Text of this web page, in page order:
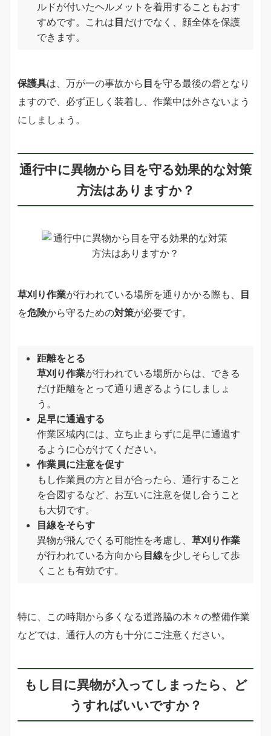
ルドが付いたヘルメットを着用することもおす
すめです。これは目だけでなく、顔全体を保護
できます。
保護具は、万が一の事故から 目 を守る最後の砦となり
ますので、必ず正しく装着し、作業中は外さないよう
にしましょう。
通行中に異物から 目を守る効果的な対策
方法はありますか？
草刈り作業が行われている場所を通りかかる際も、 目
を危険から守るための対策が必要です。
距離をとる
草刈り作業が行われている場所からは、できる
だけ距離をとって通り過ぎるようにしましょ
う。
足早に通過する
作業区域内には、立ち止まらずに足早に通過す
るように心がけてください。
作業員に注意を促す
もし作業員の方と目が合ったら、通行すること
を合図するなど、お互いに注意を促し合うこと
も大切です。
目線をそらす
異物が飛んでくる可能性を考慮し、 草刈り作業
が行われている方向から 目線を少しそらして歩
くことも有効です。
特に、この時期から多くなる道路脇の木々の整備作業
などでは、通行人の方も十分にご注意ください。
もし 目に異物が入ってしまったら、ど
うすればいいですか？